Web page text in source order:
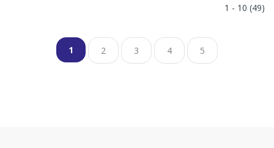
1 - 10 (49)
1 2 3 4 5